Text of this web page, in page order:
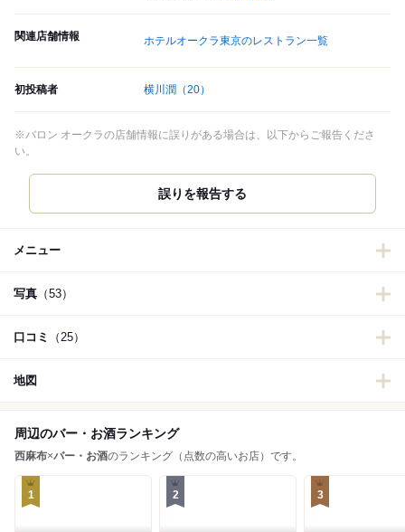
関連店舗情報 ホテルオークラ東京のレストラン一覧
初投稿者 横川潤 （20）
※バロン オークラの店舗情報に誤りがある場合は、以下からご報告くださ
い。
誤りを報告する
メニュー
写真 （53）
口コミ （25）
地図
周辺のバー・お酒ランキング
西麻布×バー・お酒のランキング（点数の高いお店）です。
1 2 3